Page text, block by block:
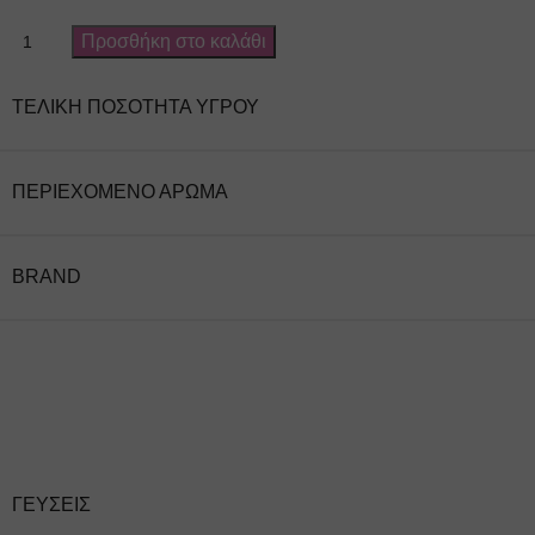
Προσθήκη στο καλάθι
ΤΕΛΙΚΉ ΠΟΣΌΤΗΤΑ ΥΓΡΟΎ
ΠΕΡΙΈΧΟΜΕΝΟ ΆΡΩΜΑ
BRAND
ΓΕΎΣΕΙΣ